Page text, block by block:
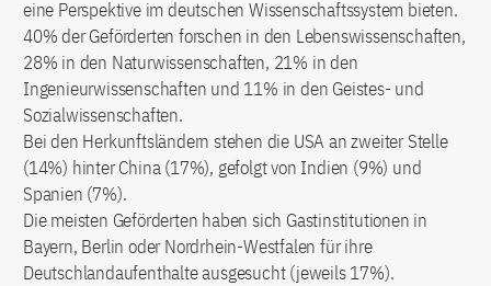
eine Perspektive im deutschen Wissenschaftssystem bieten.
40% der Geförderten forschen in den Lebenswissenschaften,
28% in den Naturwissenschaften, 21% in den
Ingenieurwissenschaften und 11% in den Geistes- und
Sozialwissenschaften.
Bei den Herkunftsländern stehen die USA an zweiter Stelle
(14%) hinter China (17%), gefolgt von Indien (9%) und
Spanien (7%).
Die meisten Geförderten haben sich Gastinstitutionen in
Bayern, Berlin oder Nordrhein-Westfalen für ihre
Deutschlandaufenthalte ausgesucht (jeweils 17%).